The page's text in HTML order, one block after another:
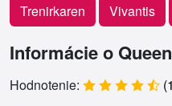
Trenirkaren
Vivantis
Informácie o
Hodnotenie: (